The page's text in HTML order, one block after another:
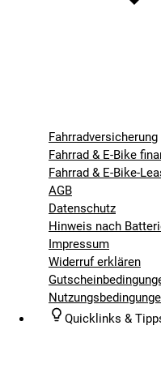
Fahrradversicherung
Fahrrad & E-Bike
Fahrrad & E-Bike-
AGB
Datenschutz
Hinweis nach
Impressum
Widerruf erklären
Quicklinks &